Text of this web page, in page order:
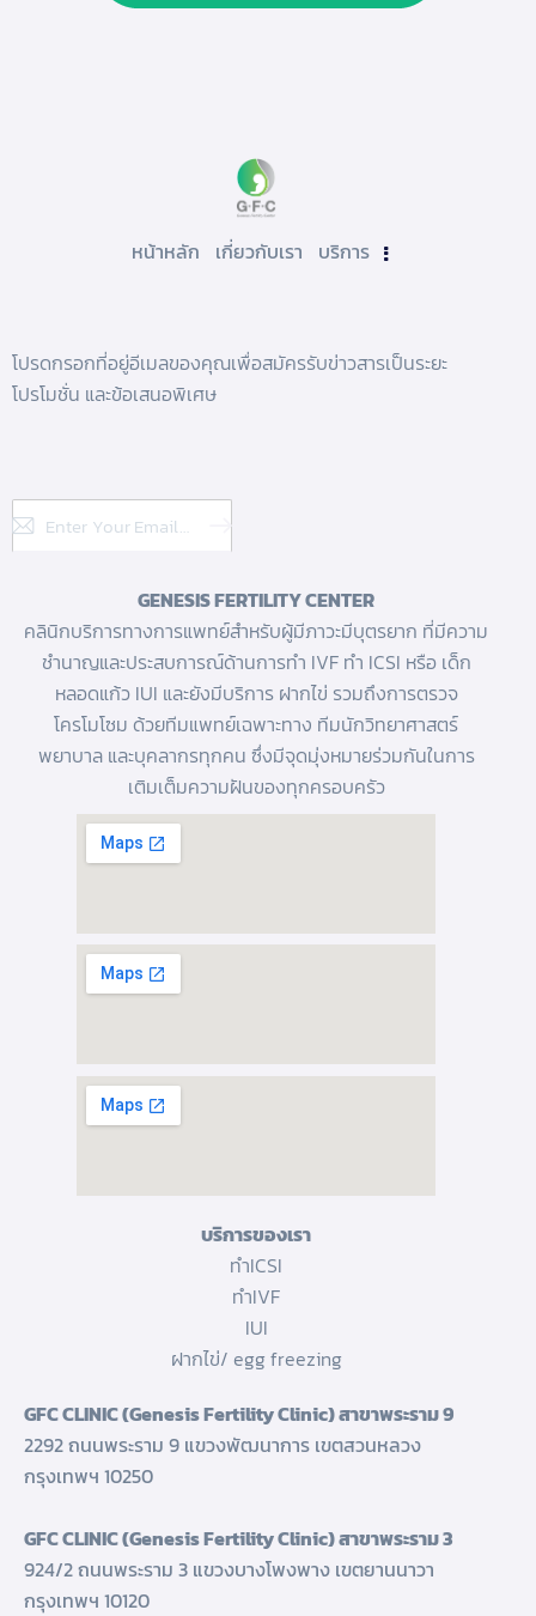
หน้าหลัก เกี่ยวกับเรา บริการ
โปรดกรอกที่อยู่อีเมลของคุณเพื่อสมัครรับข่าวสารเป็นระยะ
โปรโมชั่น และข้อเสนอพิเศษ
Subscribe
GENESIS FERTILITY CENTER
คลินิกบริการทางการแพทย์สำหรับผู้มีภาวะมีบุตรยาก ที่มีความ
ชำนาญและประสบการณ์ด้านการทํา IVF ทำ ICSI หรือ เด็ก
หลอดแก้วIUI และยังมีบริการ ฝากไข่ รวมถึงการตรวจ
โครโมโซม ด้วยทีมแพทย์เฉพาะทาง ทีมนักวิทยาศาสตร์
พยาบาล และบุคลากรทุกคน ซึ่งมีจุดมุ่งหมายร่วมกันในการ
เติมเต็มความฝันของทุกครอบครัว
บริการของเรา
ทำICSI
ทำIVF
IUI
ฝากไข่/ egg freezing
GFC CLINIC (Genesis Fertility Clinic) สาขาพระราม 9
2292 ถนนพระราม 9 แขวงพัฒนาการ เขตสวนหลวง
กรุงเทพฯ 10250
GFC CLINIC (Genesis Fertility Clinic) สาขาพระราม 3
924/2 ถนนพระราม 3 แขวงบางโพงพาง เขตยานนาวา
กรุงเทพฯ 10120